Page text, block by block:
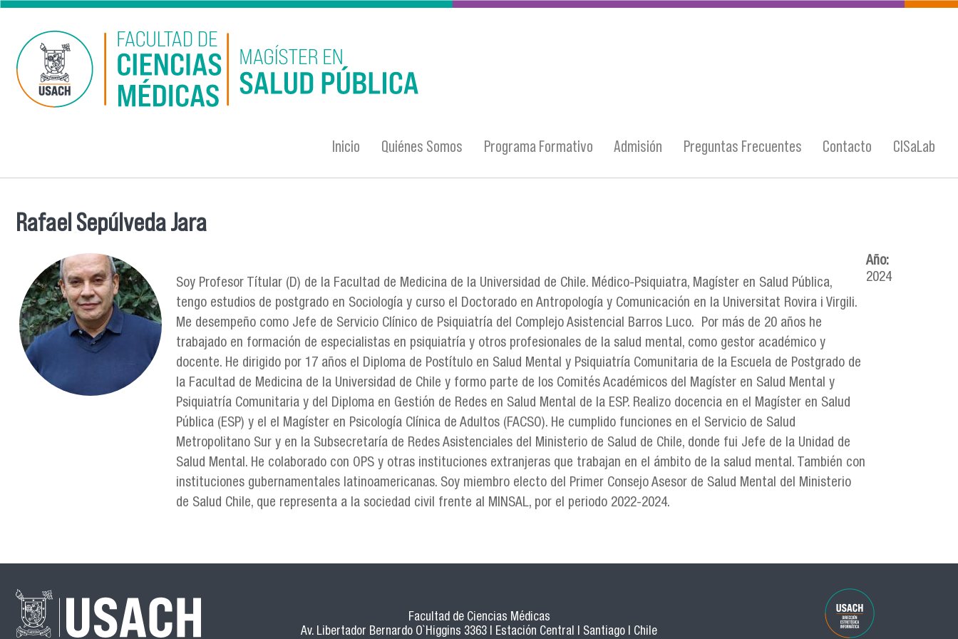
Pasar al contenido principal
Inicio Quiénes Somos Programa Formativo Admisión Preguntas Frecuentes Contacto CISaLab
Se encuentra usted aquí
Rafael Sepúlveda Jara
Soy Profesor Títular (D) de la Facultad de Medicina de la Universidad de Chile. Médico-Psiquiatra, Magíster en Salud Pública,
tengo estudios de postgrado en Sociología y curso el Doctorado en Antropología y Comunicación en la Universitat Rovira i Virgili.
Me desempeño como Jefe de Servicio Clínico de Psiquiatría del Complejo Asistencial Barros Luco. Por más de 20 años he
trabajado en formación de especialistas en psiquiatría y otros profesionales de la salud mental, como gestor académico y
docente. He dirigido por 17 años el Diploma de Postítulo en Salud Mental y Psiquiatría Comunitaria de la Escuela de Postgrado de
la Facultad de Medicina de la Universidad de Chile y formo parte de los Comités Académicos del Magíster en Salud Mental y
Psiquiatría Comunitaria y del Diploma en Gestión de Redes en Salud Mental de la ESP. Realizo docencia en el Magíster en Salud
Pública (ESP) y el el Magíster en Psicología Clínica de Adultos (FACSO). He cumplido funciones en el Servicio de Salud
Metropolitano Sur y en la Subsecretaría de Redes Asistenciales del Ministerio de Salud de Chile, donde fui Jefe de la Unidad de
Salud Mental. He colaborado con OPS y otras instituciones extranjeras que trabajan en el ámbito de la salud mental. También con
instituciones gubernamentales latinoamericanas. Soy miembro electo del Primer Consejo Asesor de Salud Mental del Ministerio
de Salud Chile, que representa a la sociedad civil frente al MINSAL, por el periodo 2022-2024.
Año:
2024
Facultad de Ciencias Médicas
Av. Libertador Bernardo O`Higgins 3363 | Estación Central | Santiago | Chile